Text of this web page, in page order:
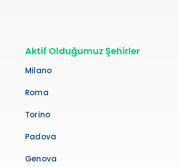
Aktif Olduğumuz Şehirler
Milano
Roma
Torino
Padova
Genova